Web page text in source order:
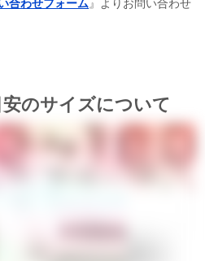
合わせフォーム 』よりお問い合わせ
のサイズについて